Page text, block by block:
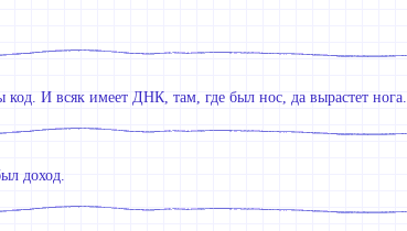
И всяк имеет ДНК, там, где был нос, да вырастет нога.
доход.